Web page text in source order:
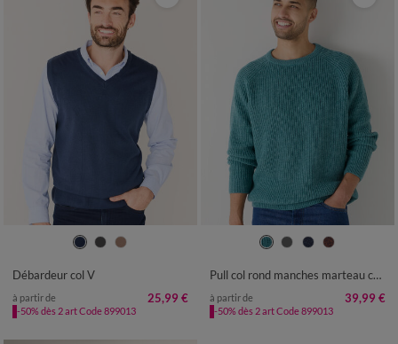
XL XXL 3XL
Débardeur col V
à partir de 25,99 €
-50% dès 2 art Code 899013
L XL XXL 3XL
Pull col rond manches marteau côtes anglaises 30% laine
à partir de 39,99 €
-50% dès 2 art Code 899013